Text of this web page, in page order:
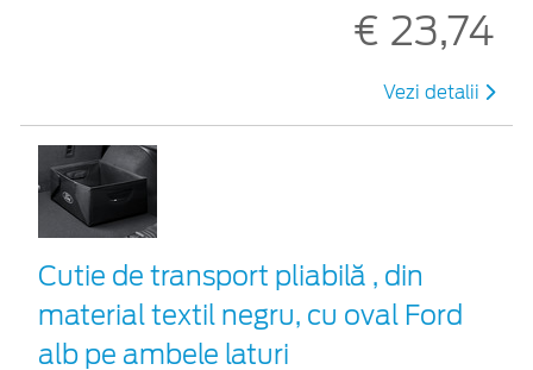
€ 23,74
Vezi detalii
Cutie de transport pliabilă , din
material textil negru, cu oval Ford
alb pe ambele laturi